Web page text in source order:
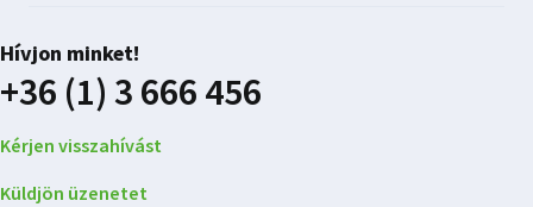
Hívjon minket!
+36 (1) 3 666 456
Kérjen visszahívást
Küldjön üzenetet